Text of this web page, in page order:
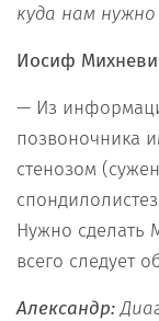
куда нам
Иосиф
— Из
позвоночника
стенозом
Нужно сделать
всего следует
Александр: